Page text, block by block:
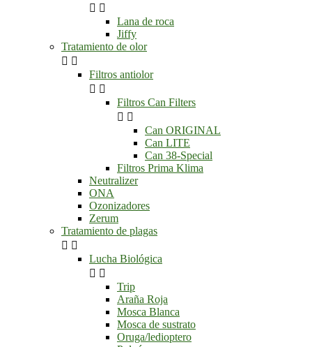
 
Lana de roca
Jiffy
Tratamiento de olor
 
Filtros antiolor
 
Filtros Can Filters
 
Can ORIGINAL
Can LITE
Can 38-Special
Filtros Prima Klima
Neutralizer
ONA
Ozonizadores
Zerum
Tratamiento de plagas
 
Lucha Biológica
 
Trip
Araña Roja
Mosca Blanca
Mosca de sustrato
Oruga/ledioptero